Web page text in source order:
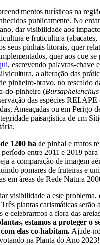
turísticos na
publicamente. No
dar visibilidade aos
e fruticultura (abacates,
seus pinhais litorais, quer
quer aos que se
, escrevendo palavras-chave e
a alteração das
pinheiro-bravo, no rescaldo
do-pinheiro (
das espécies RELAPE
Ameaçadas ou em Perigo
paisagística de um
1200 ha de pinhal e matos
período entre 2011 e 2019 para
a comparação de imagem
pomares de fruteiras e
em áreas de Rede Natura
visibilidade a este problema,
plantas carismáticas serão
e celebrarmos a flora das
estamos a proteger o
elas co-habitam.Ajude-
na Planta do Ano 2023!